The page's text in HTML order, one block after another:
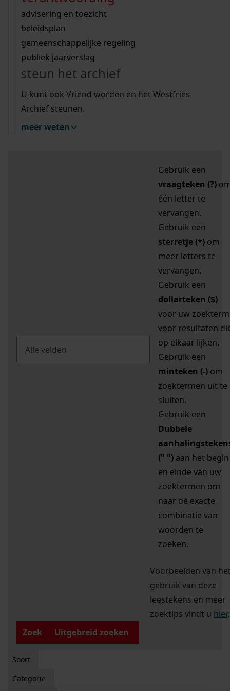
bouwvergunningen
omgevingsvergunningen
vergunningen
beeld en geluid
uitleg nodig?
Wij helpen u op weg met een aantal zoektips.
bekijk alle zoektips
Wij helpen u op weg met een aantal zoektips.
bekijk alle zoektips
bekijk ons geschiedenislokaal
advisering en toezicht
beleidsplan
gemeenschappelijke regeling
publiek jaarverslag
steun het archief
U kunt ook Vriend worden en het Westfries
Archief steunen.
meer weten
zoektips
Mijn Studiezaal (inloggen)
uw zoekopdracht te
Gebruik een
vraagteken (?)
één letter te
vervangen.
Gebruik een
sterretje (*) om
meer letters te
vervangen.
Gebruik een
dollarteken ($)
voor uw zoekterm
voor resultaten
op elkaar lijken.
Gebruik een
minteken (-) om
zoektermen uit te
sluiten.
Gebruik een
Dubbele
(" ") aan het begin
en einde van uw
zoektermen om
naar de exacte
combinatie van
woorden te
zoeken.
Voorbeelden van
gebruik van deze
leestekens en meer
zoektips vindt u hier.
Zoek
Uitgebreid zoeken
Soort
Categorie